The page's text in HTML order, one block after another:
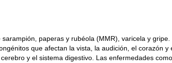
paperas y rubéola (MMR), varicela y gripe.
que afectan la vista, la audición, el corazón y
y el sistema digestivo. Las enfermedades